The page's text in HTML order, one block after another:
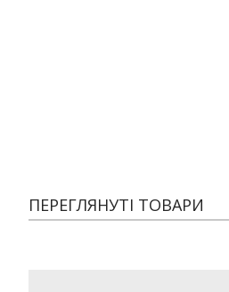
ПЕРЕГЛЯНУТІ ТОВАРИ